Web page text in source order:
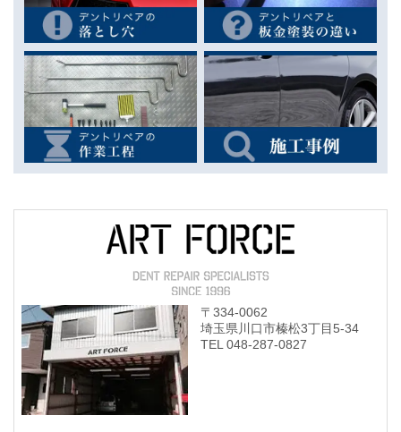
〒334-0062
埼玉県川口市榛松3丁目5-34
TEL 048-287-0827